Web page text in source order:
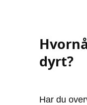
dyrt?
Har du